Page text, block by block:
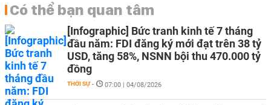
Có thể bạn quan tâm
[Infographic] Bức tranh kinh tế 7 tháng
đầu năm: FDI đăng ký mới đạt trên 38 tỷ
USD, tăng 58%, NSNN bội thu 470.000 tỷ
đồng
THỜI SỰ - 07:00 | 04/08/2026